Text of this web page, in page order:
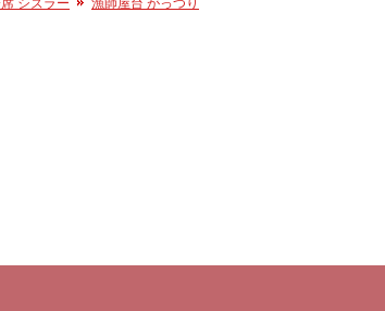
シズラー 漁師屋台 がっつり